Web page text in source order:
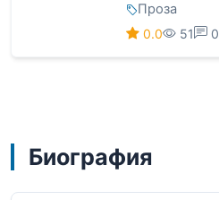
Проза
0.0 51 0
Биография